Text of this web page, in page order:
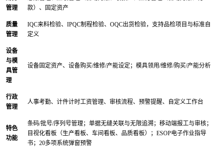
管理
款）、固定资产
质量
管理
IQC来料检验、IPQC制程检验、OQC出货检验，支持品检项目与标准自
定义
设备
与模
具管
理
设备固定资产、设备购买/维修/产能设定；模具领用/维修/购买/产能分析
行政
管理
人事考勤、计件计时工资管理、审核流程、预警提醒、自定义工作台
特色
功能
条码/批号/序列号管理；单据无缝关联与无限追溯；移动端报工与审核；
目视化看板（生产看板、车间看板、品质看板）；ESOP电子作业指导
书；20多项系统弹窗预警